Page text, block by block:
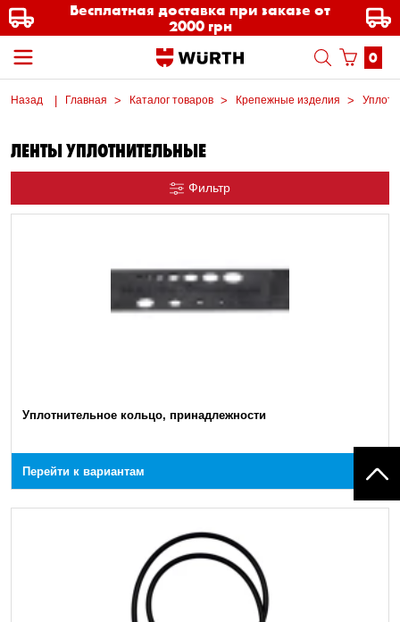
Бесплатная доставка при заказе от
2000 грн
0
Назад Главная Каталог товаров Крепежные изделия
ЛЕНТЫ УПЛОТНИТЕЛЬНЫЕ
Фильтр
Уплотнительное кольцо, принадлежности
Перейти к вариантам